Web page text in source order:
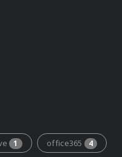
1 office365 4